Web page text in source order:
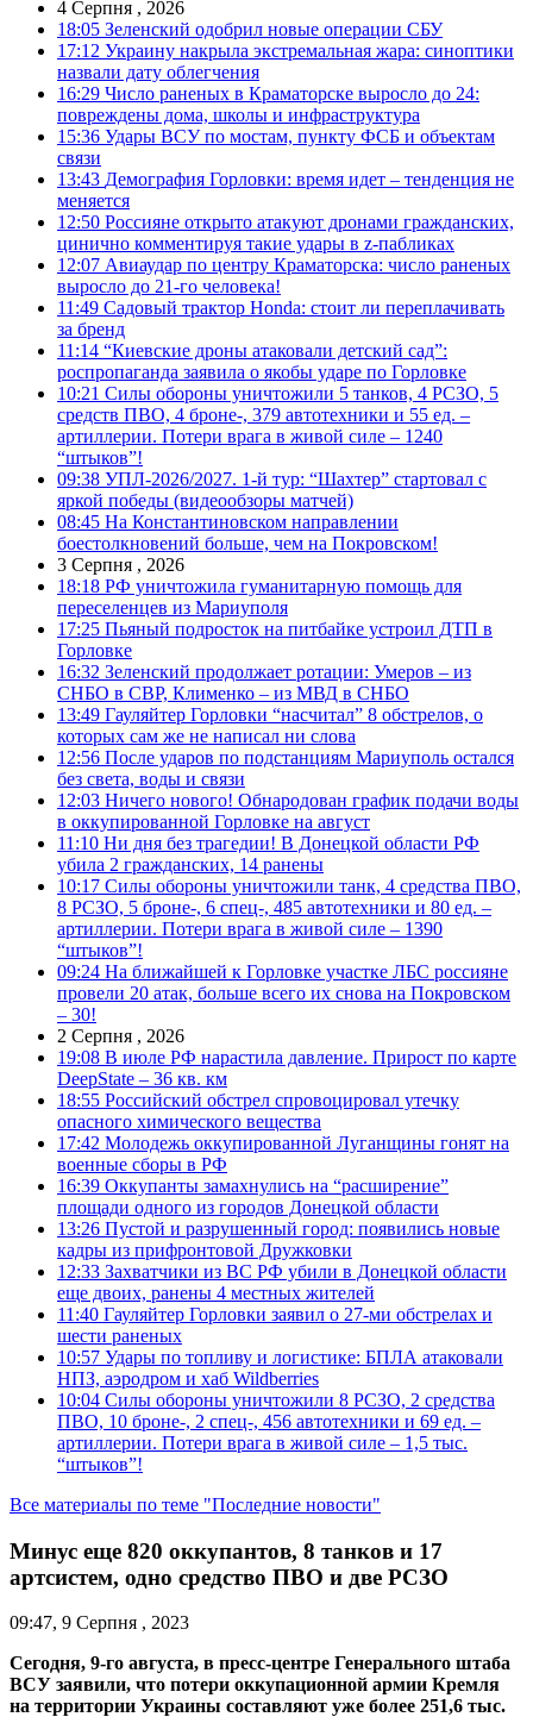
4 Серпня , 2026
18:05 Зеленский одобрил новые операции СБУ
17:12 Украину накрыла экстремальная жара: синоптики
назвали дату облегчения
16:29 Число раненых в Краматорске выросло до 24:
повреждены дома, школы и инфраструктура
15:36 Удары ВСУ по мостам, пункту ФСБ и объектам
связи
13:43 Демография Горловки: время идет – тенденция не
меняется
12:50 Россияне открыто атакуют дронами гражданских,
цинично комментируя такие удары в z-пабликах
12:07 Авиаудар по центру Краматорска: число раненых
выросло до 21-го человека!
11:49 Садовый трактор Honda: стоит ли переплачивать
за бренд
11:14 “Киевские дроны атаковали детский сад”:
роспропаганда заявила о якобы ударе по Горловке
10:21 Силы обороны уничтожили 5 танков, 4 РСЗО, 5
средств ПВО, 4 броне-, 379 автотехники и 55 ед. –
артиллерии. Потери врага в живой силе – 1240
“штыков”!
09:38 УПЛ-2026/2027. 1-й тур: “Шахтер” стартовал с
яркой победы (видеообзоры матчей)
08:45 На Константиновском направлении
боестолкновений больше, чем на Покровском!
3 Серпня , 2026
18:18 РФ уничтожила гуманитарную помощь для
переселенцев из Мариуполя
17:25 Пьяный подросток на питбайке устроил ДТП в
Горловке
16:32 Зеленский продолжает ротации: Умеров – из
СНБО в СВР, Клименко – из МВД в СНБО
13:49 Гауляйтер Горловки “насчитал” 8 обстрелов, о
которых сам же не написал ни слова
12:56 После ударов по подстанциям Мариуполь остался
без света, воды и связи
12:03 Ничего нового! Обнародован график подачи воды
в оккупированной Горловке на август
11:10 Ни дня без трагедии! В Донецкой области РФ
убила 2 гражданских, 14 ранены
10:17 Силы обороны уничтожили танк, 4 средства ПВО,
8 РСЗО, 5 броне-, 6 спец-, 485 автотехники и 80 ед. –
артиллерии. Потери врага в живой силе – 1390
“штыков”!
09:24 На ближайшей к Горловке участке ЛБС россияне
провели 20 атак, больше всего их снова на Покровском
– 30!
2 Серпня , 2026
19:08 В июле РФ нарастила давление. Прирост по карте
DeepState – 36 кв. км
18:55 Российский обстрел спровоцировал утечку
опасного химического вещества
17:42 Молодежь оккупированной Луганщины гонят на
военные сборы в РФ
16:39 Оккупанты замахнулись на “расширение”
площади одного из городов Донецкой области
13:26 Пустой и разрушенный город: появились новые
кадры из прифронтовой Дружковки
12:33 Захватчики из ВС РФ убили в Донецкой области
еще двоих, ранены 4 местных жителей
11:40 Гауляйтер Горловки заявил о 27-ми обстрелах и
шести раненых
10:57 Удары по топливу и логистике: БПЛА атаковали
НПЗ, аэродром и хаб Wildberries
10:04 Силы обороны уничтожили 8 РСЗО, 2 средства
ПВО, 10 броне-, 2 спец-, 456 автотехники и 69 ед. –
артиллерии. Потери врага в живой силе – 1,5 тыс.
“штыков”!
Все материалы по теме "Последние новости"
Минус еще 820 оккупантов, 8 танков и 17
артсистем, одно средство ПВО и две РСЗО
09:47, 9 Серпня , 2023
Сегодня, 9-го августа, в пресс-центре Генерального штаба
ВСУ заявили, что потери оккупационной армии Кремля
на территории Украины составляют уже более 251,6 тыс.